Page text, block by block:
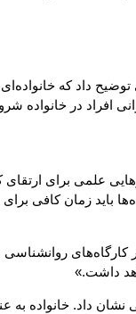
داد که
افراد در
علمی برای
زمان کافی
روانشناسی
داشت.»
نشان داد.